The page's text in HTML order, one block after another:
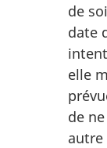
de
date
elle
de